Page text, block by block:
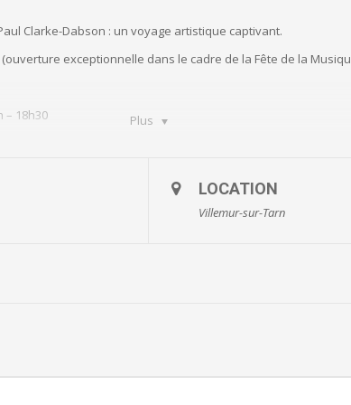
Plus
Clarke-Dabson : un voyage artistique captivant.
(ouverture exceptionnelle dans le cadre de la Fête de la
– 18h30
villemur-sur-tarn.fr
LOCATION
Villemur-sur-Tarn